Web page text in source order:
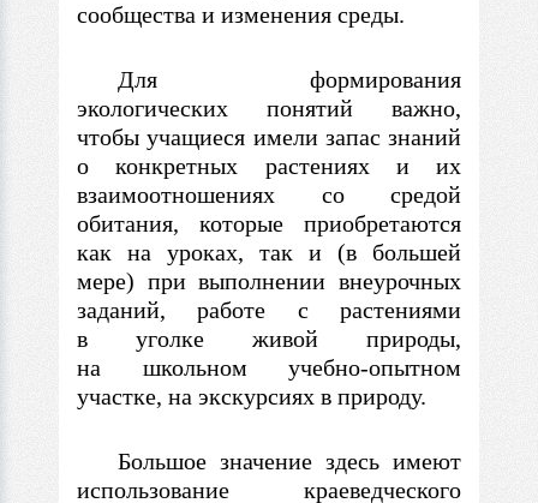
сообщества и изменения среды.
Для формирования
экологических понятий важно,
чтобы учащиеся имели запас знаний
о конкретных растениях и их
взаимоотношениях со средой
обитания, которые приобретаются
как на уроках, так и (в большей
мере) при выполнении внеурочных
заданий, работе с растениями
в уголке живой природы,
на школьном учебно-опытном
участке, на экскурсиях в природу.
Большое значение здесь имеют
использование краеведческого